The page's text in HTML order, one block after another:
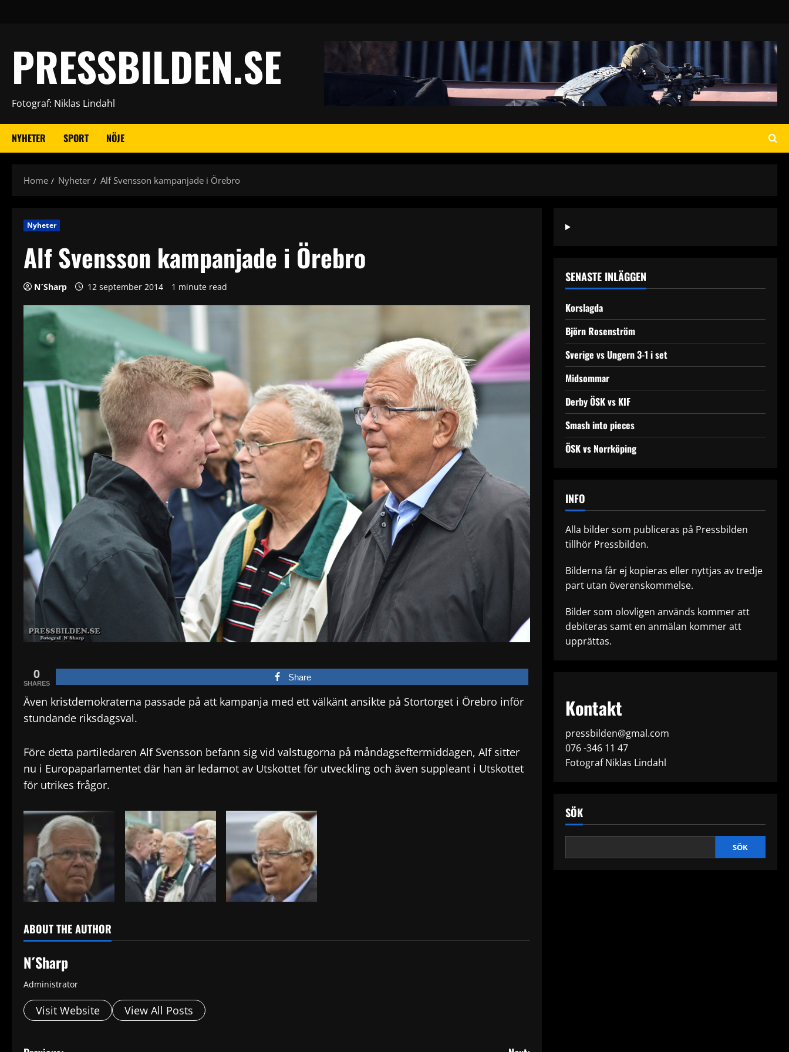
PRESSBILDEN.SE
Fotograf: Niklas Lindahl
NYHETER SPORT NÖJE
Home Nyheter Alf Svensson kampanjade i Örebro
Nyheter
Alf Svensson kampanjade i Örebro
N´Sharp 12 september 2014 1 minute read
0
SHARES
Share
Även kristdemokraterna passade på att kampanja med ett välkänt ansikte på Stortorget i Örebro inför
stundande riksdagsval.
Före detta partiledaren Alf Svensson befann sig vid valstugorna på måndagseftermiddagen, Alf sitter
nu i Europaparlamentet där han är ledamot av Utskottet för utveckling och även suppleant i Utskottet
för utrikes frågor.
ABOUT THE AUTHOR
N´Sharp
Administrator
Visit Website View All Posts
SENASTE INLÄGGEN
Korslagda
Björn Rosenström
Sverige vs Ungern 3-1 i set
Midsommar
Derby ÖSK vs KIF
Smash into pieces
ÖSK vs Norrköping
INFO
Alla bilder som publiceras på Pressbilden
tillhör Pressbilden.
Bilderna får ej kopieras eller nyttjas av tredje
part utan överenskommelse.
Bilder som olovligen används kommer att
debiteras samt en anmälan kommer att
upprättas.
Kontakt
pressbilden@gmal.com
076 -346 11 47
Fotograf Niklas Lindahl
SÖK
SÖK